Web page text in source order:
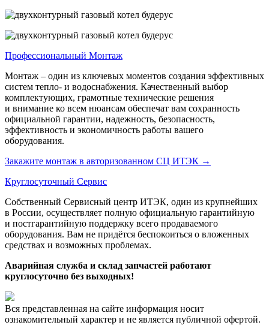
Профессиональный Монтаж
Монтаж – один из ключевых моментов создания эффективных
систем тепло- и водоснабжения. Качественный выбор
комплектующих, грамотные технические решения
и внимание ко всем нюансам обеспечат вам сохранность
официальной гарантии, надежность, безопасность,
эффективность и экономичность работы вашего
оборудования.
Закажите монтаж в авторизованном СЦ ИТЭК →
Круглосуточный Сервис
Собственный Сервисный центр ИТЭК, один из крупнейших
в России, осуществляет полную официальную гарантийную
и постгарантийную поддержку всего продаваемого
оборудования. Вам не придётся беспокоиться о вложенных
средствах и возможных проблемах.
Аварийная служба и склад запчастей работают
круглосуточно без выходных!
Вся представленная на сайте информация носит
ознакомительный характер и не является публичной офертой.